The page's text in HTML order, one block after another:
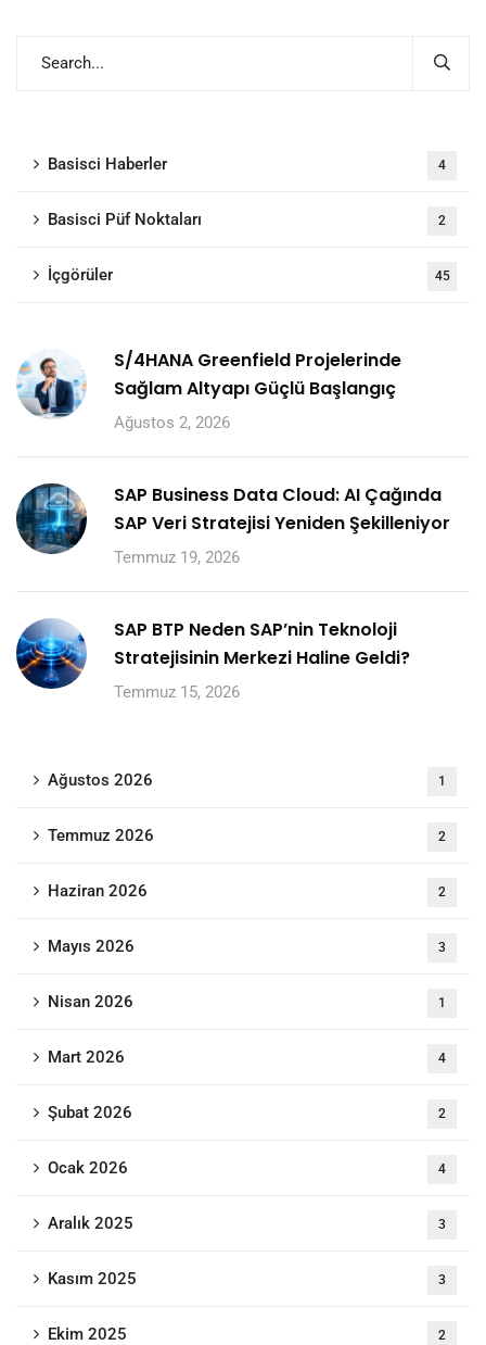
Basisci Haberler 4
Basisci Püf Noktaları 2
İçgörüler 45
S/4HANA Greenfield Projelerinde
Sağlam Altyapı Güçlü Başlangıç
Ağustos 2, 2026
SAP Business Data Cloud: AI Çağında
SAP Veri Stratejisi Yeniden Şekilleniyor
Temmuz 19, 2026
SAP BTP Neden SAP’nin Teknoloji
Stratejisinin Merkezi Haline Geldi?
Temmuz 15, 2026
Ağustos 2026 1
Temmuz 2026 2
Haziran 2026 2
Mayıs 2026 3
Nisan 2026 1
Mart 2026 4
Şubat 2026 2
Ocak 2026 4
Aralık 2025 3
Kasım 2025 3
Ekim 2025 2